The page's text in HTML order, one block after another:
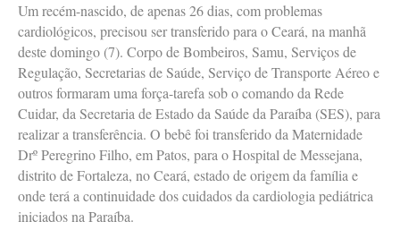
Um recém-nascido, de apenas 26 dias, com problemas
cardiológicos, precisou ser transferido para o Ceará, na manhã
deste domingo (7). Corpo de Bombeiros, Samu, Serviços de
Regulação, Secretarias de Saúde, Serviço de Transporte Aéreo e
outros formaram uma força-tarefa sob o comando da Rede
Cuidar, da Secretaria de Estado da Saúde da Paraíba (SES), para
realizar a transferência. O bebê foi transferido da Maternidade
Drº Peregrino Filho, em Patos, para o Hospital de Messejana,
distrito de Fortaleza, no Ceará, estado de origem da família e
onde terá a continuidade dos cuidados da cardiologia pediátrica
iniciados na Paraíba.